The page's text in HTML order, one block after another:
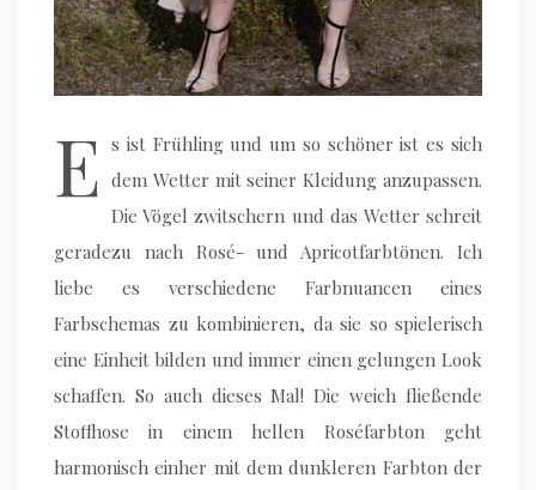
E s ist Frühling und um so schöner ist es sich
dem Wetter mit seiner Kleidung anzupassen.
Die Vögel zwitschern und das Wetter schreit
geradezu nach Rosé- und Apricotfarbtönen. Ich
liebe es verschiedene Farbnuancen eines
Farbschemas zu kombinieren, da sie so spielerisch
eine Einheit bilden und immer einen gelungen Look
schaffen. So auch dieses Mal! Die weich fließende
Stoffhose in einem hellen Roséfarbton geht
harmonisch einher mit dem dunkleren Farbton der